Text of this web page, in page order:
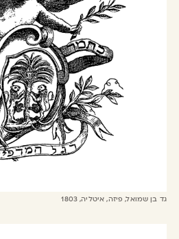
גד בן שמואל, פיזה, איטליה, 1803